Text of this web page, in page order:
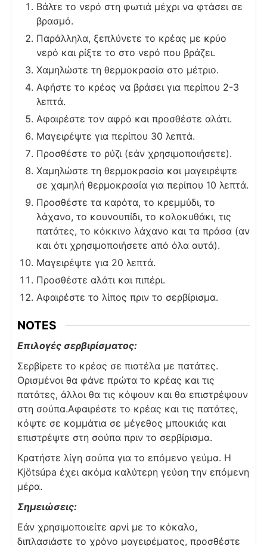
Βάλτε το νερό στη φωτιά μέχρι να φτάσει σε
βρασμό.
Παράλληλα, ξεπλύνετε το κρέας με κρύο
νερό και ρίξτε το στο νερό που βράζει.
Χαμηλώστε τη θερμοκρασία στο μέτριο.
Αφήστε το κρέας να βράσει για περίπου 2-3
λεπτά.
Αφαιρέστε τον αφρό και προσθέστε αλάτι.
Μαγειρέψτε για περίπου 30 λεπτά.
Προσθέστε το ρύζι (εάν χρησιμοποιήσετε).
Χαμηλώστε τη θερμοκρασία και μαγειρέψτε
σε χαμηλή θερμοκρασία για περίπου 10 λεπτά.
Προσθέστε τα καρότα, το κρεμμύδι, το
λάχανο, το κουνουπίδι, το κολοκυθάκι, τις
πατάτες, το κόκκινο λάχανο και τα πράσα (αν
και ότι χρησιμοποιήσετε από όλα αυτά).
Μαγειρέψτε για 20 λεπτά.
Προσθέστε αλάτι και πιπέρι.
Αφαιρέστε το λίπος πριν το σερβίρισμα.
NOTES
Επιλογές σερβιρίσματος:
Σερβίρετε το κρέας σε πιατέλα με πατάτες.
Ορισμένοι θα φάνε πρώτα το κρέας και τις
πατάτες, άλλοι θα τις κόψουν και θα επιστρέψουν
στη σούπα.Αφαιρέστε το κρέας και τις πατάτες,
κόψτε σε κομμάτια σε μέγεθος μπουκιάς και
επιστρέψτε στη σούπα πριν το σερβίρισμα.
Κρατήστε λίγη σούπα για το επόμενο γεύμα. Η
Kjötsúpa έχει ακόμα καλύτερη γεύση την επόμενη
μέρα.
Σημειώσεις:
Εάν χρησιμοποιείτε αρνί με το κόκαλο,
διπλασιάστε το χρόνο μαγειρέματος, προσθέστε